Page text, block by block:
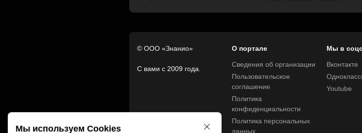
© ООО «Знанио»
С вами с 2009 года.
О портале
Сведения об организации
Пользовательское
соглашение
Политика
конфиденциальности
Политика персональных
данных
Мы в
Вконтакте
Youtube
Мы используем Cookies